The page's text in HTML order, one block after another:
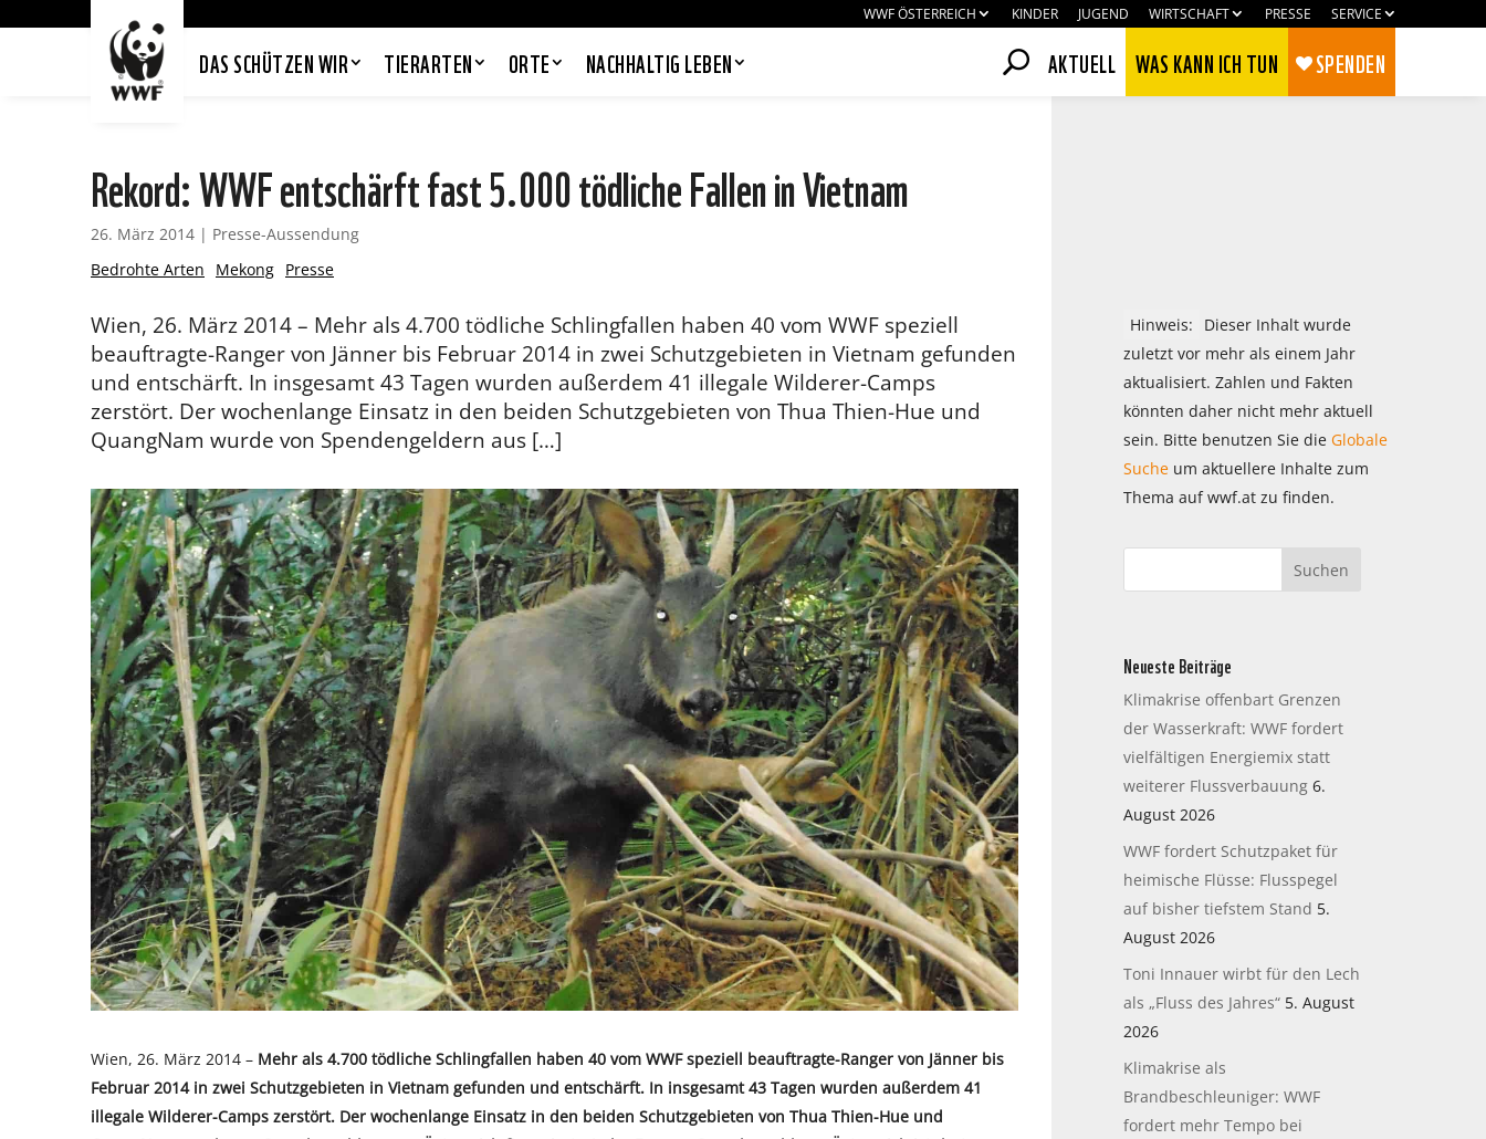
WWF ÖSTERREICH KINDER JUGEND WIRTSCHAFT PRESSE SERVICE
DAS SCHÜTZEN WIR TIERARTEN ORTE NACHHALTIG LEBEN AKTUELL WAS KANN ICH TUN SPENDEN
Rekord: WWF entschärft fast 5.000 tödliche Fallen in Vietnam
26. März 2014 | Presse-Aussendung
Bedrohte Arten
Mekong Presse
Wien, 26. März 2014 – Mehr als 4.700 tödliche Schlingfallen haben 40 vom WWF speziell
beauftragte-Ranger von Jänner bis Februar 2014 in zwei Schutzgebieten in Vietnam gefunden
und entschärft. In insgesamt 43 Tagen wurden außerdem 41 illegale Wilderer-Camps
zerstört. Der wochenlange Einsatz in den beiden Schutzgebieten von Thua Thien-Hue und
QuangNam wurde von Spendengeldern aus […]
Wien, 26. März 2014 – Mehr als 4.700 tödliche Schlingfallen haben 40 vom WWF speziell beauftragte-Ranger von Jänner bis
Februar 2014 in zwei Schutzgebieten in Vietnam gefunden und entschärft. In insgesamt 43 Tagen wurden außerdem 41
illegale Wilderer-Camps zerstört. Der wochenlange Einsatz in den beiden Schutzgebieten von Thua Thien-Hue und
Hinweis:
Dieser Inhalt wurde
zuletzt vor mehr als einem Jahr
aktualisiert. Zahlen und Fakten
könnten daher nicht mehr aktuell
sein. Bitte benutzen Sie die Globale
Sucheum aktuellere Inhalte zum
Thema auf wwf.at zu finden.
Neueste Beiträge
Klimakrise offenbart Grenzen
der Wasserkraft: WWF fordert
vielfältigen Energiemix statt
weiterer Flussverbauung 6.
August 2026
WWF fordert Schutzpaket für
heimische Flüsse: Flusspegel
auf bisher tiefstem Stand 5.
August 2026
Toni Innauer wirbt für den Lech
als „Fluss des Jahres“ 5. August
2026
Klimakrise als
Brandbeschleuniger: WWF
fordert mehr Tempo bei
uns eine Analyse der Zugriffe auf die
Website. Infos dazu findest du in unserer
Datenschutzerklärung. Unter
Einstellungen kannst du verwalten,
welche Art von Cookies gesetzt werden.
Deine Auswahl kannst du über den
Ablehnen